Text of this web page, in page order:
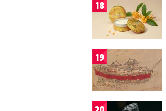
18
19